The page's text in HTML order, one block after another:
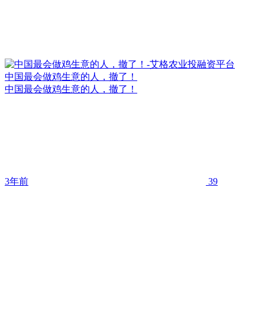
中国最会做鸡生意的人，撤了！
中国最会做鸡生意的人，撤了！
3年前 39